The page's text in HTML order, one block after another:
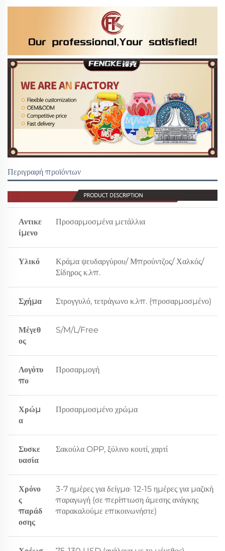
Περιγραφή προϊόντων
Αντικε
ίμενο
Προσαρμοσμένα μετάλλια
Υλικό
Κράμα ψευδαργύρου/ Μπρούντζος/ Χαλκός/
Σίδηρος κ.λπ.
Σχήμα Στρογγυλό, τετράγωνο κ.λπ. (προσαρμοσμένο)
Μέγεθ
ος
S/M/L/Free
Λογότυ
πο
Προσαρμογή
Χρώμ
α
Προσαρμοσμένο χρώμα
Συσκε
υασία
Σακούλα OPP, ξύλινο κουτί, χαρτί
Χρόνο
ς
παράδ
οσης
3-7 ημέρες για δείγμα· 12-15 ημέρες για μαζική
παραγωγή (σε περίπτωση άμεσης ανάγκης
παρακαλούμε επικοινωνήστε)